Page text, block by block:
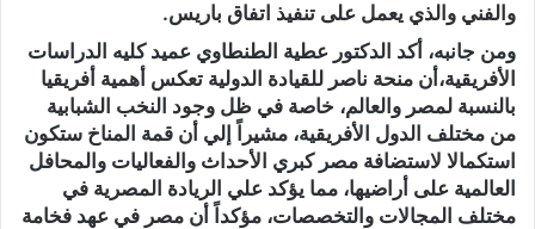
والفني والذي يعمل على تنفيذ اتفاق باريس.
ومن جانبه، أكد الدكتور عطية الطنطاوي عميد كليه الدراسات
الأفريقية،أن منحة ناصر للقيادة الدولية تعكس أهمية أفريقيا
بالنسبة لمصر والعالم، خاصة في ظل وجود النخب الشبابية
من مختلف الدول الأفريقية، مشيراً إلي أن قمة المناخ ستكون
استكمالا لاستضافة مصر كبري الأحداث والفعاليات والمحافل
العالمية على أراضيها، مما يؤكد علي الريادة المصرية في
مختلف المجالات والتخصصات، مؤكداً أن مصر في عهد فخامة